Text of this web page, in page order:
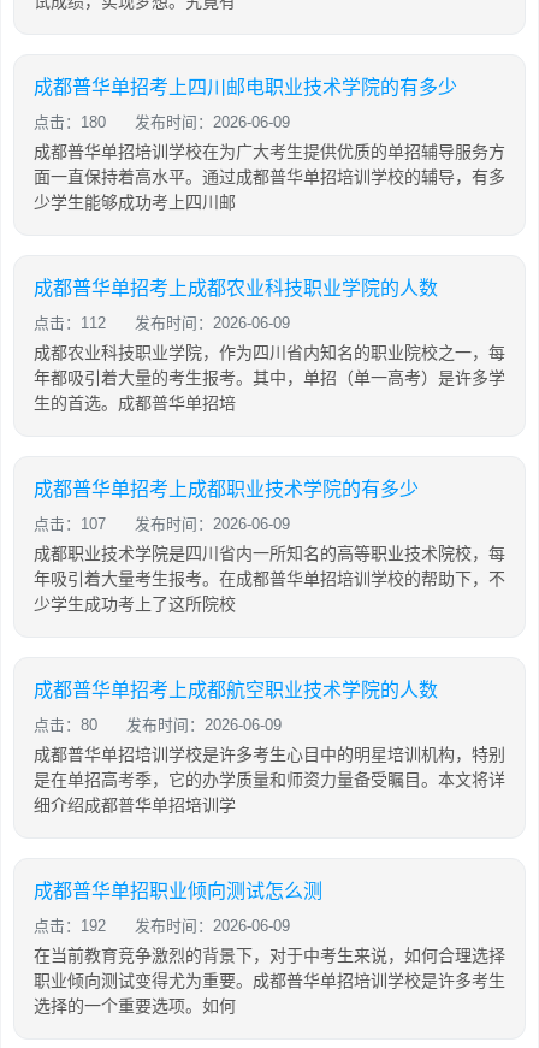
成都普华单招考上四川邮电职业技术学院的有多少
点击：180 发布时间：2026-06-09
成都普华单招培训学校在为广大考生提供优质的单招辅导服务方
面一直保持着高水平。通过成都普华单招培训学校的辅导，有多
少学生能够成功考上四川邮
成都普华单招考上成都农业科技职业学院的人数
点击：112 发布时间：2026-06-09
成都农业科技职业学院，作为四川省内知名的职业院校之一，每
年都吸引着大量的考生报考。其中，单招（单一高考）是许多学
生的首选。成都普华单招培
成都普华单招考上成都职业技术学院的有多少
点击：107 发布时间：2026-06-09
成都职业技术学院是四川省内一所知名的高等职业技术院校，每
年吸引着大量考生报考。在成都普华单招培训学校的帮助下，不
少学生成功考上了这所院校
成都普华单招考上成都航空职业技术学院的人数
点击：80 发布时间：2026-06-09
成都普华单招培训学校是许多考生心目中的明星培训机构，特别
是在单招高考季，它的办学质量和师资力量备受瞩目。本文将详
细介绍成都普华单招培训学
成都普华单招职业倾向测试怎么测
点击：192 发布时间：2026-06-09
在当前教育竞争激烈的背景下，对于中考生来说，如何合理选择
职业倾向测试变得尤为重要。成都普华单招培训学校是许多考生
选择的一个重要选项。如何